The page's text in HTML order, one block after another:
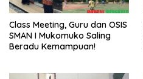
Class Meeting, Guru dan OSIS
SMAN I Mukomuko Saling
Beradu Kemampuan!